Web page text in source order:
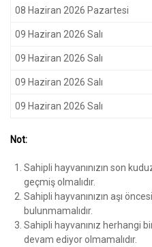
08 Haziran 2026 Pazartesi
09 Haziran 2026 Salı
09 Haziran 2026 Salı
09 Haziran 2026 Salı
09 Haziran 2026 Salı
Not:
Sahipli hayvanınızın son
geçmiş olmalıdır.
Sahipli hayvanınızın aşı
bulunmamalıdır.
Sahipli hayvanınız herhangi
devam ediyor olmamalıdır.